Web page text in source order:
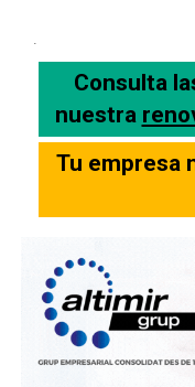
.
Consulta
nuestra
Tu empresa